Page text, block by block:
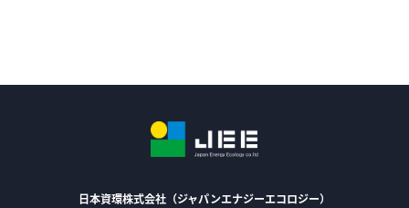
日本資環株式会社（ジャパンエナジーエコロジー）